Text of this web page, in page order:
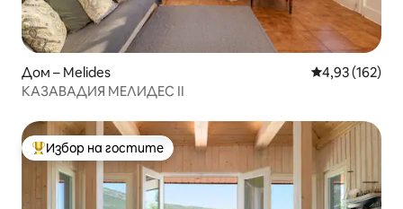
Дом – Melides Средна
4,93 (162)
КАЗАВАДИЯ МЕЛИДЕС II
Най-популярен избор на гостите
Избор на гостите